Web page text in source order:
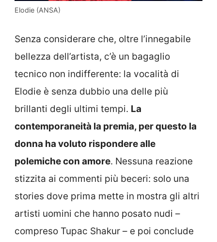
Elodie (ANSA)
Senza considerare che, oltre l’innegabile
bellezza dell’artista, c’è un bagaglio
tecnico non indifferente: la vocalità di
Elodie è senza dubbio una delle più
brillanti degli ultimi tempi. La
contemporaneità la premia, per questo la
donna ha voluto rispondere alle
polemiche con amore. Nessuna reazione
stizzita ai commenti più beceri: solo una
stories dove prima mette in mostra gli altri
artisti uomini che hanno posato nudi –
compreso Tupac Shakur – e poi conclude